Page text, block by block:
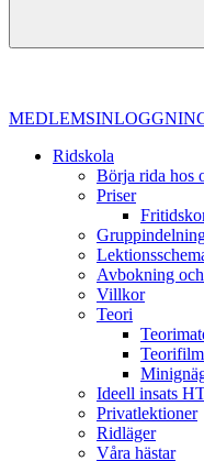
Ridskola
Börja rida hos
Priser
Avbokning
Villkor
Teori
Ideell insats
Privatlektioner
Ridläger
Våra hästar